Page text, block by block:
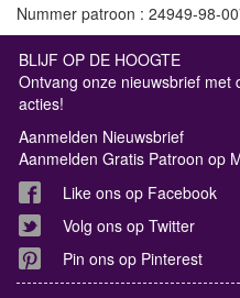
Nummer patroon : 24949-98-
BLIJF OP DE HOOGTE
Ontvang onze nieuwsbrief met
acties!
Aanmelden Nieuwsbrief
Aanmelden Gratis Patroon op
Like ons op Facebook
Volg ons op Twitter
Pin ons op Pinterest